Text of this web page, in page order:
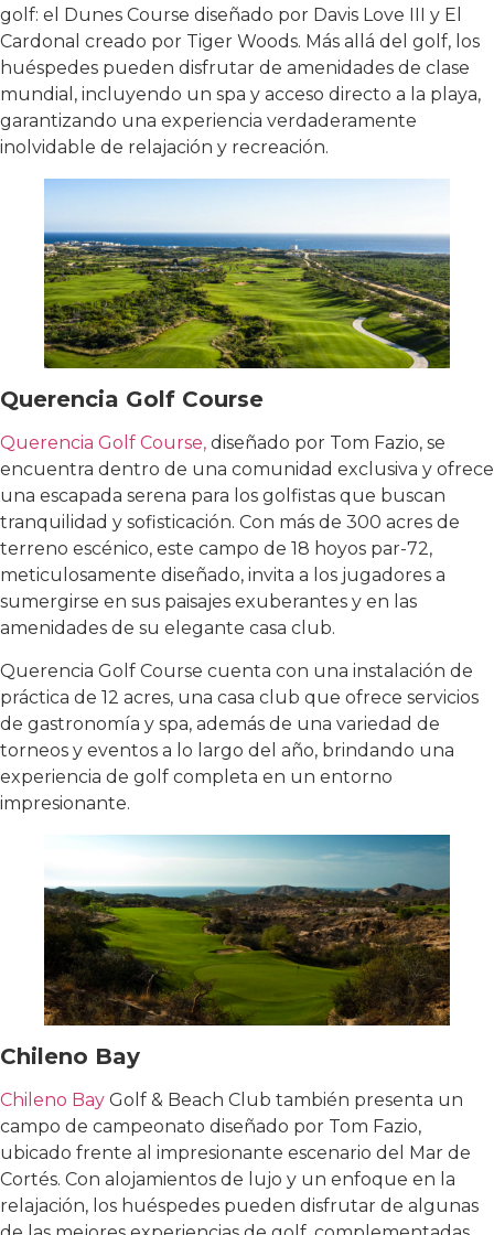
golf: el Dunes Course diseñado por Davis Love III y El
Cardonal creado por Tiger Woods. Más allá del golf, los
huéspedes pueden disfrutar de amenidades de clase
mundial, incluyendo un spa y acceso directo a la playa,
garantizando una experiencia verdaderamente
inolvidable de relajación y recreación.
Querencia Golf Course
Querencia Golf Course, diseñado por Tom Fazio, se
encuentra dentro de una comunidad exclusiva y ofrece
una escapada serena para los golfistas que buscan
tranquilidad y sofisticación. Con más de 300 acres de
terreno escénico, este campo de 18 hoyos par-72,
meticulosamente diseñado, invita a los jugadores a
sumergirse en sus paisajes exuberantes y en las
amenidades de su elegante casa club.
Querencia Golf Course cuenta con una instalación de
práctica de 12 acres, una casa club que ofrece servicios
de gastronomía y spa, además de una variedad de
torneos y eventos a lo largo del año, brindando una
experiencia de golf completa en un entorno
impresionante.
Chileno Bay
Chileno Bay Golf & Beach Club también presenta un
campo de campeonato diseñado por Tom Fazio,
ubicado frente al impresionante escenario del Mar de
Cortés. Con alojamientos de lujo y un enfoque en la
relajación, los huéspedes pueden disfrutar de algunas